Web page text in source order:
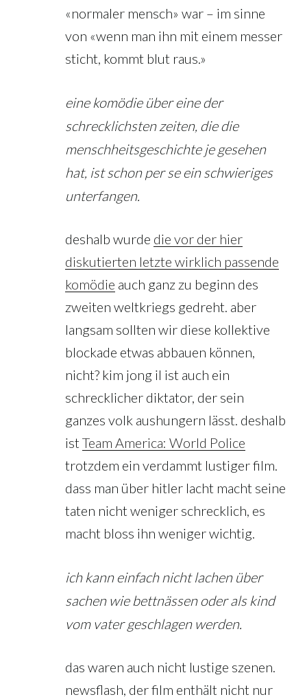
«normaler mensch» war – im sinne
von «wenn man ihn mit einem messer
sticht, kommt blut raus.»
eine komödie über eine der
schrecklichsten zeiten, die die
menschheitsgeschichte je gesehen
hat, ist schon per se ein schwieriges
unterfangen.
deshalb wurde die vor der hier
diskutierten letzte wirklich passende
komödie auch ganz zu beginn des
zweiten weltkriegs gedreht. aber
langsam sollten wir diese kollektive
blockade etwas abbauen können,
nicht? kim jong il ist auch ein
schrecklicher diktator, der sein
ganzes volk aushungern lässt. deshalb
istTeam America: World Police
trotzdem ein verdammt lustiger film.
dass man über hitler lacht macht seine
taten nicht weniger schrecklich, es
macht bloss ihn weniger wichtig.
ich kann einfach nicht lachen über
sachen wie bettnässen oder als kind
vom vater geschlagen werden.
das waren auch nicht lustige szenen.
newsflash, der film enthält nicht nur